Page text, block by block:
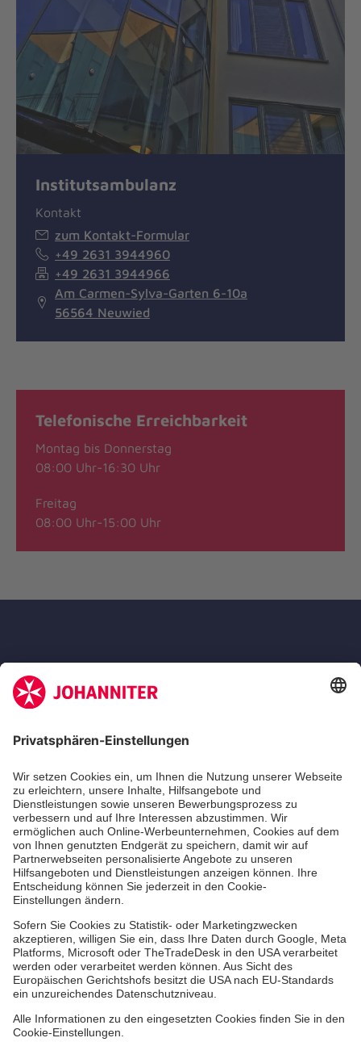
Institutsambulanz
Kontakt
zum Kontakt-Formular
+49 2631 3944960
+49 2631 3944966
Am Carmen-Sylva-Garten 6-10a
56564 Neuwied
Telefonische Erreichbarkeit
Montag bis Donnerstag
08:00 Uhr-16:30 Uhr
Freitag
08:00 Uhr-15:00 Uhr
Die Johanniter GmbH ist Mitglied des
Deutschen Spendenrates e.V.
Kununu Top Company 2026
Zentrum Neuwied
Tagesklinik Koblenz
MVZ Mittelrhein
Hinweisgebersystem